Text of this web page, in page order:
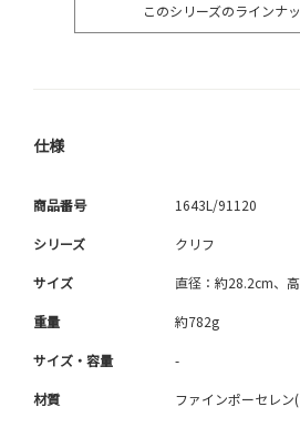
このシリーズのラインナ
仕様
商品番号 1643L/91120
シリーズ クリフ
サイズ 直径：約28.2cm、
重量 約782g
サイズ・容量 -
材質 ファインポーセレン